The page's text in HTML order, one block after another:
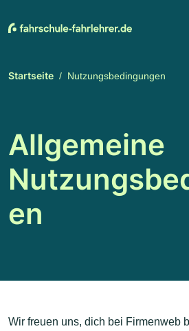
Startseite Nutzungsbedingungen
Allgemeine
en
Wir freuen uns, dich bei Firmenweb